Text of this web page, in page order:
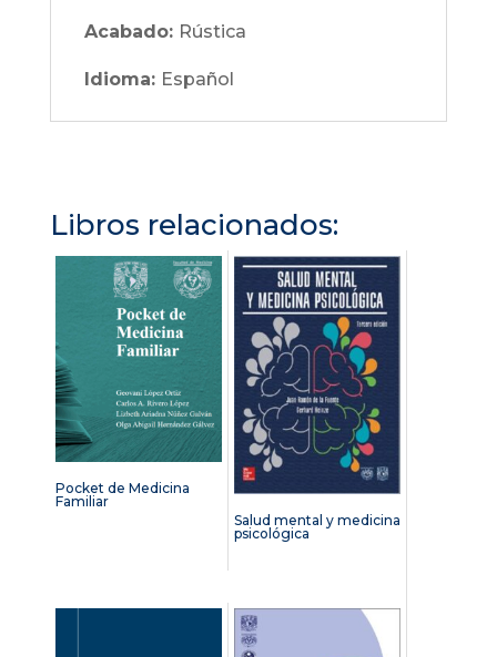
Acabado: Rústica
Idioma: Español
Libros relacionados:
Pocket de Medicina
Familiar
Salud mental y medicina
psicológica